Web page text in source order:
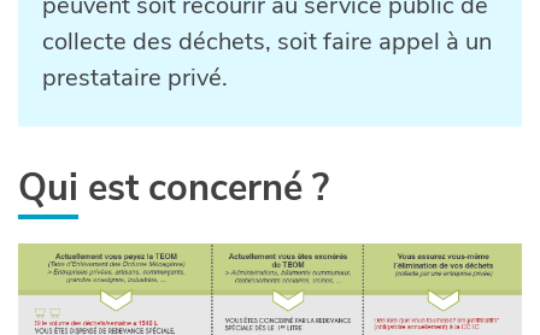
collecte des déchets, soit faire appel à un
prestataire privé.
Qui est concerné ?